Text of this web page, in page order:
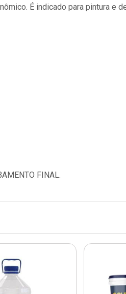
É indicado para pintura e
FINAL.